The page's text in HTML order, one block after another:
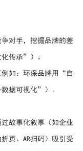
对手，挖掘品牌的差
传承”）。
例如：环保品牌用“自
据可视化”）。
故事化叙事（如企业
页、AR扫码）吸引受